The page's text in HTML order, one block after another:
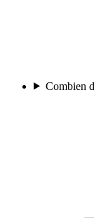
Combien